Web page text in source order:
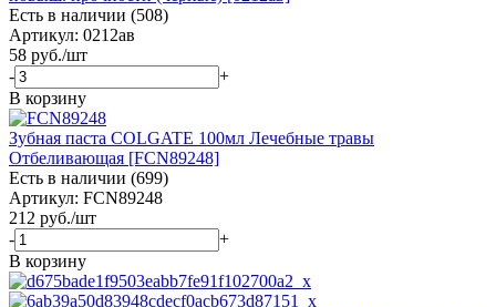
Есть в наличии (508)
Артикул: 0212ав
58 руб./шт
-
+
В корзину
Зубная паста COLGATE 100мл Лечебные травы
Отбеливающая [FCN89248]
Есть в наличии (699)
Артикул: FCN89248
212 руб./шт
-
+
В корзину